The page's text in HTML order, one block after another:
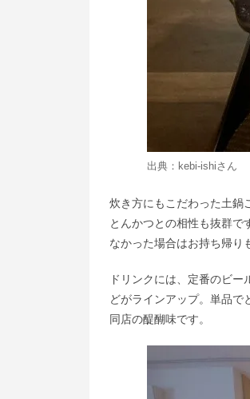
出典： kebi-ishiさん
炊き方にもこだわった土鍋
とんかつとの相性も抜群で
なかった場合はお持ち帰り
ドリンクには、定番のビ
どがラインアップ。単品
同店の醍醐味です。